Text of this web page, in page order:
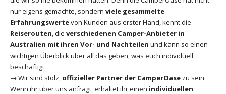
nur eigens gemachte, sondern viele gesammelte
Erfahrungswertevon Kunden aus erster Hand, kennt die
Reiserouten, die verschiedenen Camper-Anbieter in
Australien mit ihren Vor- und Nachteilen und kann so einen
wichtigen Überblick über all das geben, was euch individuell
beschäftigt.
→ Wir sind stolz, offizieller Partner der CamperOase zu sein.
Wenn ihr über uns anfragt, erhaltet ihr einen individuellen